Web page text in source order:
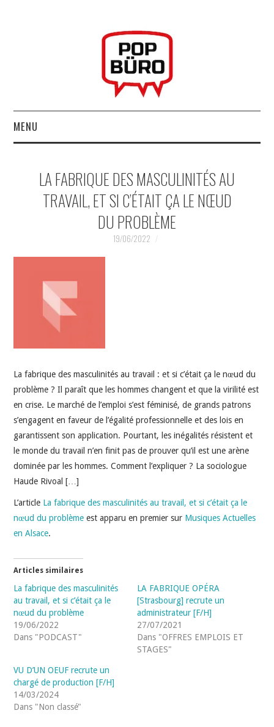
MENU
MUSIQUESACTUELLES.NET
GABBA GABBA HEY !
INDÉPENDANTS
DOKO
LA FABRIQUE DES MASCULINITÉS AU
TRAVAIL, ET SI C’ÉTAIT ÇA LE NŒUD
DU PROBLÈME
19/06/2022
La fabrique des masculinités au travail : et si c’était ça le nœud du
problème ? Il paraît que les hommes changent et que la virilité est
en crise. Le marché de l’emploi s’est féminisé, de grands patrons
s’engagent en faveur de l’égalité professionnelle et des lois en
garantissent son application. Pourtant, les inégalités résistent et
le monde du travail n’en finit pas de prouver qu’il est une arène
dominée par les hommes. Comment l’expliquer ? La sociologue
Haude Rivoal […]
L’article La fabrique des masculinités au travail, et si c’était ça le
nœud du problème est apparu en premier sur Musiques Actuelles
en Alsace.
Articles similaires
La fabrique des masculinités
au travail, et si c’était ça le
nœud du problème
19/06/2022
Dans "PODCAST"
LA FABRIQUE OPÉRA
[Strasbourg] recrute un
administrateur [F/H]
27/07/2021
Dans "OFFRES EMPLOIS ET
STAGES"
VU D’UN OEUF recrute un
chargé de production [F/H]
14/03/2024
Dans "Non classé"